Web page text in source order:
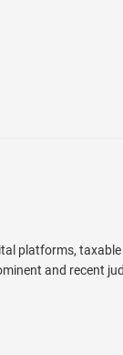
platforms,
and recent